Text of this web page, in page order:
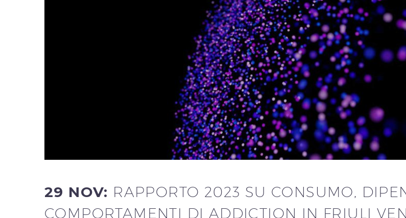
29 NOV: RAPPORTO 2023 SU CONSUMO,
COMPORTAMENTI DI ADDICTION IN FRIULI